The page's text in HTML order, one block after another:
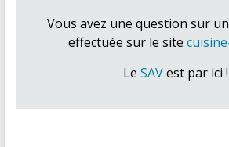
Vous avez une question sur
effectuée sur le site
Le SAVest par ici !